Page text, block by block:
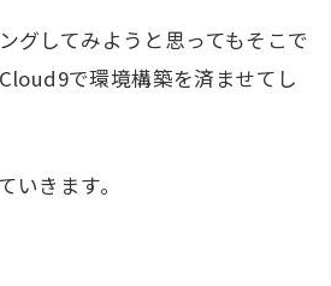
グしてみようと思ってもそこで
で環境構築を済ませてし
いきます。